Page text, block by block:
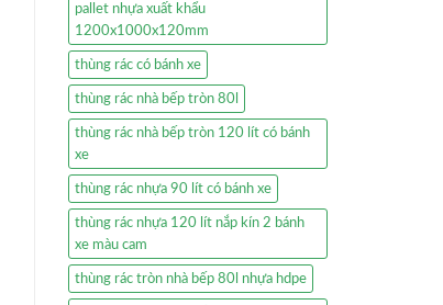
pallet nhựa xuất khẩu
1200x1000x120mm
thùng rác có bánh xe
thùng rác nhà bếp tròn 80l
thùng rác nhà bếp tròn 120 lít có bánh
xe
thùng rác nhựa 90 lít có bánh xe
thùng rác nhựa 120 lít nắp kín 2 bánh
xe màu cam
thùng rác tròn nhà bếp 80l nhựa hdpe